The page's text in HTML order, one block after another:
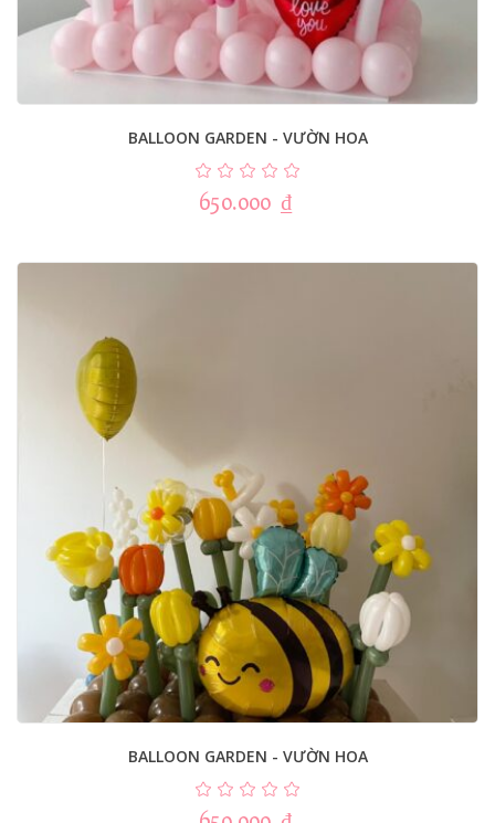
BALLOON GARDEN - VƯỜN HOA
650.000 ₫
BALLOON GARDEN - VƯỜN HOA